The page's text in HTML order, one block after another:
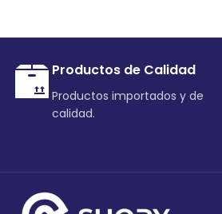
Productos de Calidad
Productos importados y de
calidad.